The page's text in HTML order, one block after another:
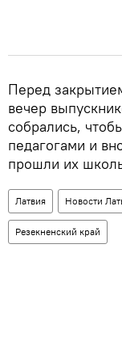
Перед
вечер
собрались,
педагогами и
прошли их
Латвия Новости
Резекненский край